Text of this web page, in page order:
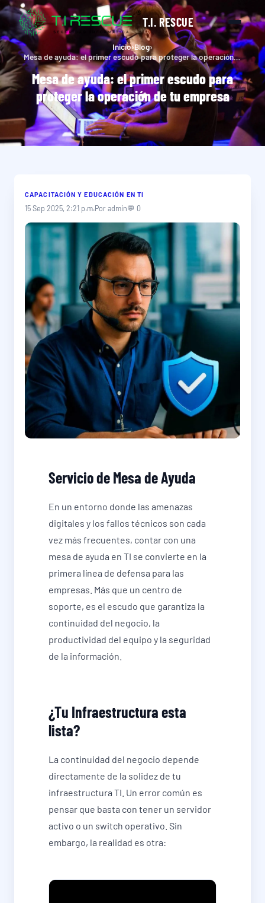
T.I. RESCUE
Inicio›Blog›
Mesa de ayuda: el primer escudo para proteger la operación de tu empresa
Mesa de ayuda: el primer escudo para
proteger la operación de tu empresa
CAPACITACIÓN Y EDUCACIÓN EN TI
15 Sep 2025, 2:21 p.m.Por admin💬 0
Servicio de Mesa de Ayuda
En un entorno donde las amenazas
digitales y los fallos técnicos son cada
vez más frecuentes, contar con una
mesa de ayuda en TI se convierte en la
primera línea de defensa para las
empresas. Más que un centro de
soporte, es el escudo que garantiza la
continuidad del negocio, la
productividad del equipo y la seguridad
de la información.
¿Tu Infraestructura esta
lista?
La continuidad del negocio depende
directamente de la solidez de tu
infraestructura TI. Un error común es
pensar que basta con tener un servidor
activo o un switch operativo. Sin
embargo, la realidad es otra: